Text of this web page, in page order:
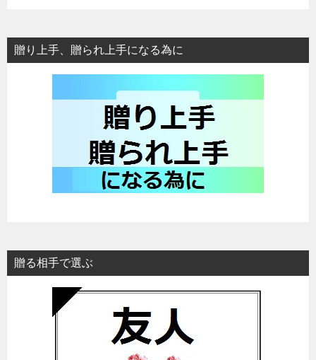
贈り上手、贈られ上手になる為に
贈る相手で選ぶ